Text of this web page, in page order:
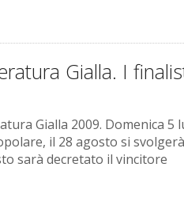
Gialla. I
Gialla 2009. Domenica 5
il 28 agosto si svolgerà
sarà decretato il vincitore